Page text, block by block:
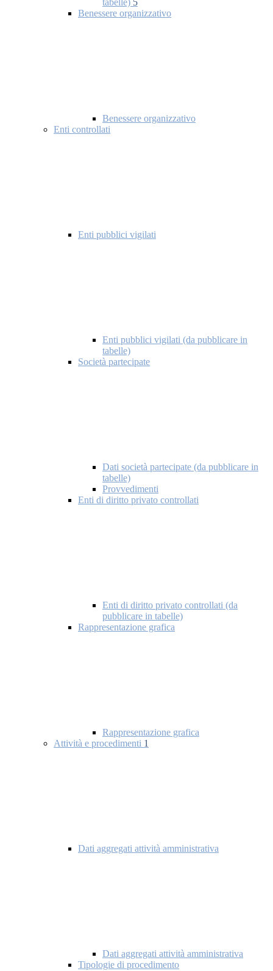
tabelle) 5
Benessere organizzativo
Benessere organizzativo
Enti controllati
Enti pubblici vigilati
Enti pubblici vigilati (da pubblicare in
tabelle)
Società partecipate
Dati società partecipate (da pubblicare in
tabelle)
Provvedimenti
Enti di diritto privato controllati
Enti di diritto privato controllati (da
pubblicare in tabelle)
Rappresentazione grafica
Rappresentazione grafica
Attività e procedimenti 1
Dati aggregati attività amministrativa
Dati aggregati attività amministrativa
Tipologie di procedimento